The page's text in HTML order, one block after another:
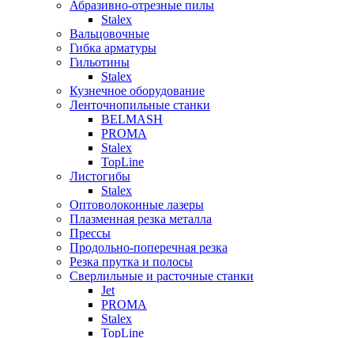
Абразивно-отрезные пилы
Stalex
Вальцовочные
Гибка арматуры
Гильотины
Stalex
Кузнечное оборудование
Ленточнопильные станки
BELMASH
PROMA
Stalex
TopLine
Листогибы
Stalex
Оптоволоконные лазеры
Плазменная резка металла
Прессы
Продольно-поперечная резка
Резка прутка и полосы
Сверлильные и расточные станки
Jet
PROMA
Stalex
TopLine